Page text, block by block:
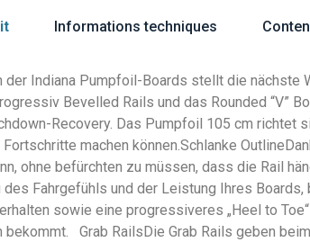
Informations techniques
der Indiana Pumpfoil-Boards stellt die
Bevelled Rails und das Rounded “V”
Recovery. Das Pumpfoil 105 cm richtet
machen können.Schlanke
ohne befürchten zu müssen, dass die Rail
Fahrgefühls und der Leistung Ihres
sowie eine progressiveres „Heel to
Grab RailsDie Grab Rails geben